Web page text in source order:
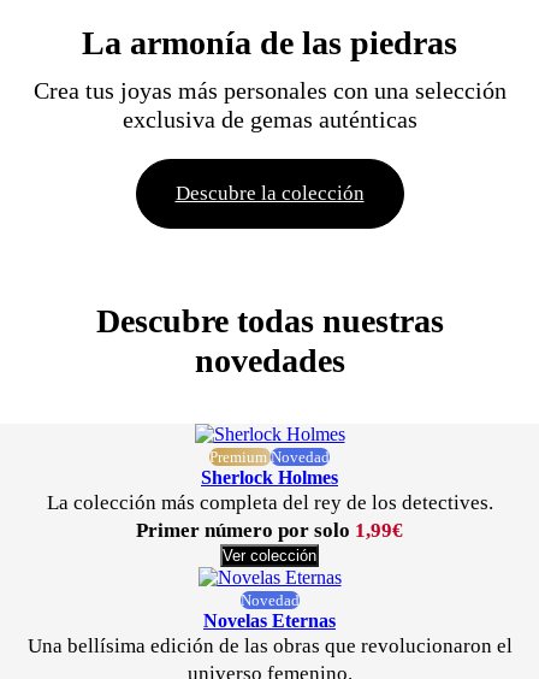
La armonía de las piedras
Crea tus joyas más personales con una selección
exclusiva de gemas auténticas
Descubre la colección
Descubre todas nuestras
novedades
PremiumNovedad
Sherlock Holmes
La colección más completa del rey de los detectives.
Primer número por solo 1,99€
Ver colección
Novedad
Novelas Eternas
Una bellísima edición de las obras que revolucionaron el
universo femenino.